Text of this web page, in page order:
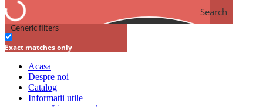
Search
Generic filters
Exact matches only
Acasa
Despre noi
Catalog
Informatii utile